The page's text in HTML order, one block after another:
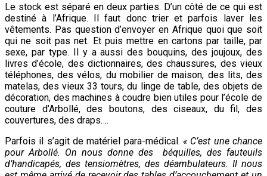
Le stock est séparé en deux parties. D’un côté de ce qui est
destiné à l’Afrique. Il faut donc trier et parfois laver les
vêtements. Pas question d’envoyer en Afrique quoi que soit
qui ne soit pas net. Et puis mettre en cartons par taille, par
sexe, par type. Il y a aussi des bouquins, des joujoux, des
livres d’école, des dictionnaires, des chaussures, des vieux
téléphones, des vélos, du mobilier de maison, des lits, des
matelas, des vieux 33 tours, du linge de table, des objets de
décoration, des machines à coudre bien utiles pour l’école de
couture d’Arbollé, des boutons, des ciseaux, du fil, des
couvertures, des draps….
Parfois il s’agit de matériel para-médical. « C’est une chance
pour Arbollé. On nous donne des béquilles, des fauteuils
d’handicapés, des tensiomètres, des déambulateurs. Il nous